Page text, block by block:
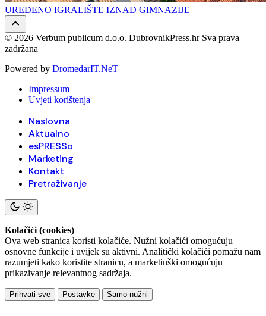
UREĐENO IGRALIŠTE IZNAD GIMNAZIJE
© 2026 Verbum publicum d.o.o. DubrovnikPress.hr Sva prava
zadržana
Powered by DromedarIT.NeT
Impressum
Uvjeti korištenja
Naslovna
Aktualno
esPRESSo
Marketing
Kontakt
Pretraživanje
Kolačići (cookies)
Ova web stranica koristi kolačiće. Nužni kolačići omogućuju
osnovne funkcije i uvijek su aktivni. Analitički kolačići pomažu nam
razumjeti kako koristite stranicu, a marketinški omogućuju
prikazivanje relevantnog sadržaja.
Prihvati sve Postavke Samo nužni